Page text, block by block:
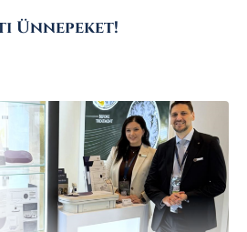
Ünnepeket!